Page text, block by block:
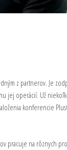
z partnerov. Je
jej operácií. Už
konferencie
pracuje na rôznych